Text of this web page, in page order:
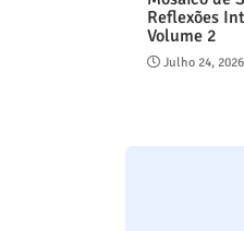
Reflexões
Volume 2
Julho 24, 2026